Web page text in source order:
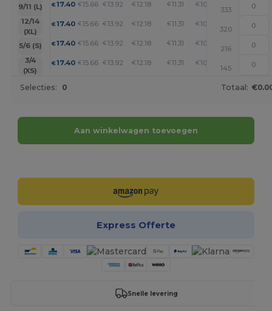
9/11 (L)
€17.40 €15.66 €13.92 € 12.18 €11.31 € 10.44 +
333
12/14
(XL)
€17.40 €15.66 €13.92 € 12.18 €11.31 € 10.44 +
320
5/6 (S)
€17.40 €15.66 €13.92 € 12.18 €11.31 € 10.44 +
216
3/4
(XS)
€17.40 €15.66 €13.92 € 12.18 €11.31 € 10.44 +
145
Selecties: 0 Totaal:
Aan winkelwagen toevoegen
Express Offerte
Snelle levering